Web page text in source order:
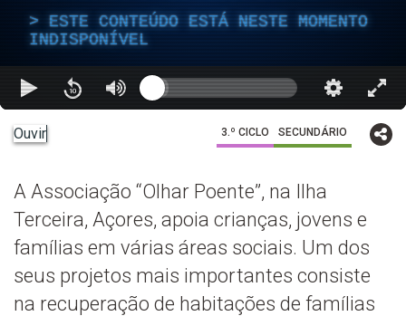
ESTE CONTEÚDO ESTÁ NESTE MOMENTO
INDISPONÍVEL
Ouvir 3.º CICLO SECUNDÁRIO
A Associação “Olhar Poente”, na Ilha
Terceira, Açores, apoia crianças, jovens e
famílias em várias áreas sociais. Um dos
seus projetos mais importantes consiste
na recuperação de habitações de famílias